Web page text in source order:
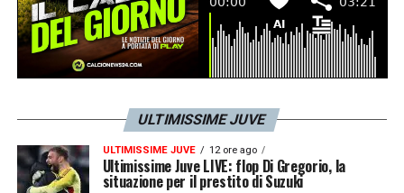
ULTIMISSIME JUVE
ULTIMISSIME JUVE 12 ore ago
Ultimissime Juve LIVE: flop Di Gregorio, la
situazione per il prestito di Suzuki